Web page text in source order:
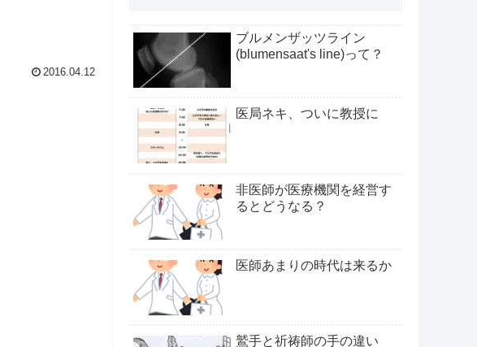
2016.04.12
ブルメンザッツライン
(blumensaat's line)って？
医局ネキ、ついに教授に
非医師が医療機関を経営す
るとどうなる？
医師あまりの時代は来るか
鷲手と祈祷師の手の違い